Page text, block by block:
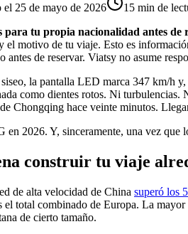
el 25 de mayo de 2026
15 min de
para tu propia nacionalidad antes de
el motivo de tu viaje. Esto es
antes de reservar. Viatsy no asume
la pantalla LED marca 347 km/h
como dientes rotos. Ni
Chongqing hace veinte minutos.
en 2026. Y, sinceramente, una vez
construir tu viaje
de alta velocidad de China superó los
el total combinado de Europa. La
de cierto tamaño.